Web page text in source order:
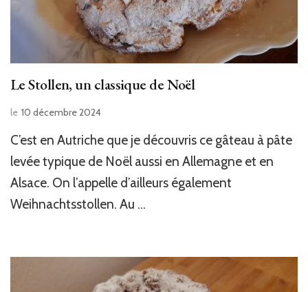
Le Stollen, un classique de Noël
le 10 décembre 2024
C’est en Autriche que je découvris ce gâteau à pâte
levée typique de Noël aussi en Allemagne et en
Alsace. On l’appelle d’ailleurs également
Weihnachtsstollen. Au …